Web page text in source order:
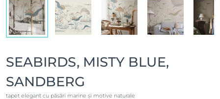
SEABIRDS, MISTY BLUE,
SANDBERG
tapet elegant cu păsări marine și motive naturale